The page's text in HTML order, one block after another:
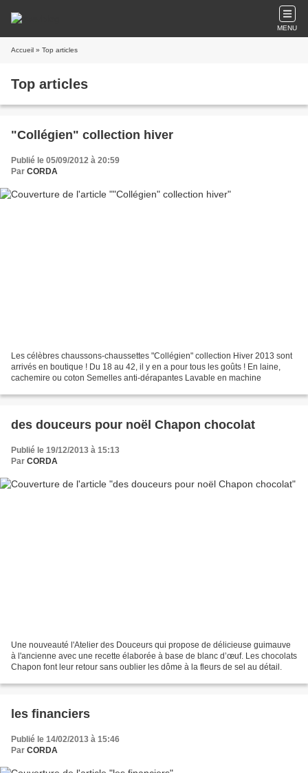
MENU
Accueil » Top articles
Top articles
"Collégien" collection hiver
Publié le 05/09/2012 à 20:59
Par CORDA
Les célèbres chaussons-chaussettes "Collégien" collection Hiver 2013 sont
arrivés en boutique ! Du 18 au 42, il y en a pour tous les goûts ! En laine,
cachemire ou coton Semelles anti-dérapantes Lavable en machine
des douceurs pour noël Chapon chocolat
Publié le 19/12/2013 à 15:13
Par CORDA
Une nouveauté l'Atelier des Douceurs qui propose de délicieuse guimauve
à l'ancienne avec une recette élaborée à base de blanc d’œuf. Les chocolats
Chapon font leur retour sans oublier les dôme à la fleurs de sel au détail.
les financiers
Publié le 14/02/2013 à 15:46
Par CORDA